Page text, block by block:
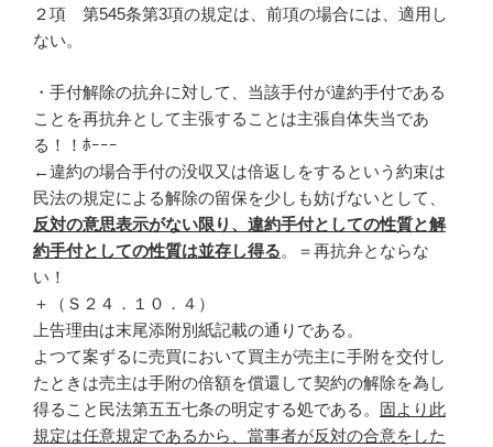
２項 第545条第3項の規定は、前項の場合には、適用し
ない。
・手付解除の抗弁に対して、当該手付が違約手付である
ことを再抗弁として主張することは主張自体失当であ
る！！ﾎｰｰｰ
←違約の場合手付の没収又は倍返しをするという約束は
民法の規定による解除の留保を少しも妨げないとして、
反対の意思表示がない限り、違約手付としての性質と解
約手付としての性質は並存し得る。＝再抗弁とならな
い！
＋（Ｓ２４．１０．４）
上告理由は末尾添附別紙記載の通りである。
よつて案ずるに売買において買主が売主に手附を交付し
たときは売主は手附の倍額を償還して契約の解除を為し
得ること民法第五五七条の明定する処である。 固より此
規定は任意規定であるから、當事者が反対の合意をした